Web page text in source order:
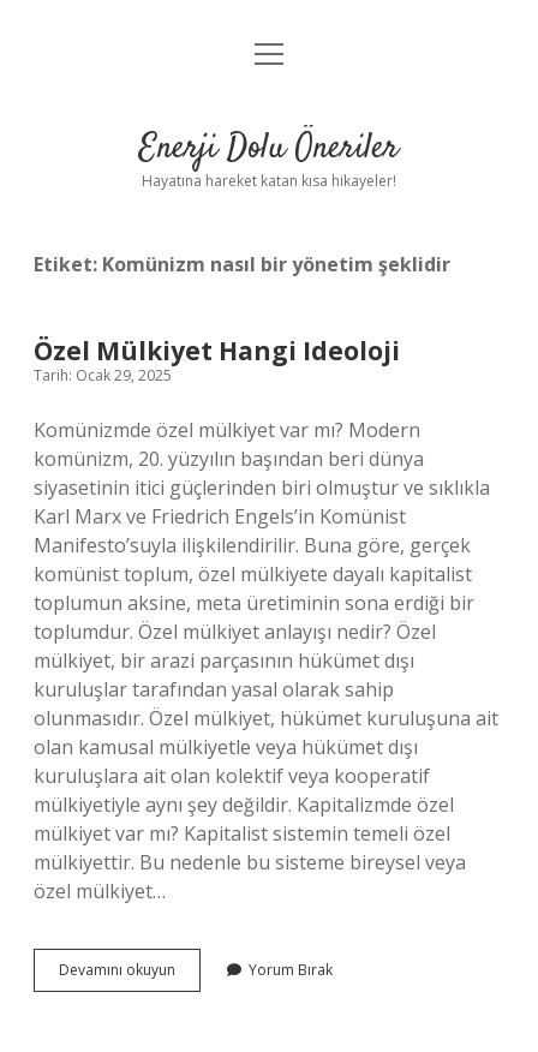
Anasayfa
Yasal Uyarı
menüyü
Enerji Dolu Öneriler
Hayatına hareket katan kısa hikayeler!
Etiket: Komünizm nasıl bir yönetim şeklidir
Özel Mülkiyet Hangi Ideoloji
Tarih: Ocak 29, 2025
Komünizmde özel mülkiyet var mı? Modern
komünizm, 20. yüzyılın başından beri dünya
siyasetinin itici güçlerinden biri olmuştur ve sıklıkla
Karl Marx ve Friedrich Engels’in Komünist
Manifesto’suyla ilişkilendirilir. Buna göre, gerçek
komünist toplum, özel mülkiyete dayalı kapitalist
toplumun aksine, meta üretiminin sona erdiği bir
toplumdur. Özel mülkiyet anlayışı nedir? Özel
mülkiyet, bir arazi parçasının hükümet dışı
kuruluşlar tarafından yasal olarak sahip
olunmasıdır. Özel mülkiyet, hükümet kuruluşuna ait
olan kamusal mülkiyetle veya hükümet dışı
kuruluşlara ait olan kolektif veya kooperatif
mülkiyetiyle aynı şey değildir. Kapitalizmde özel
mülkiyet var mı? Kapitalist sistemin temeli özel
mülkiyettir. Bu nedenle bu sisteme bireysel veya
özel mülkiyet…
Devamını okuyun
Mülkiyet
Yorum Bırak